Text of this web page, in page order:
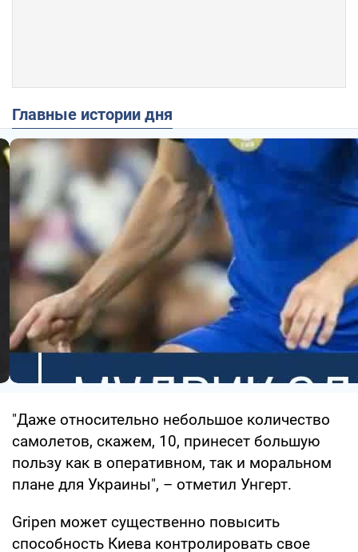
Главные истории дня
"Даже относительно небольшое количество
самолетов, скажем, 10, принесет большую
пользу как в оперативном, так и моральном
плане для Украины", – отметил Унгерт.
Gripen может существенно повысить
способность Киева контролировать свое